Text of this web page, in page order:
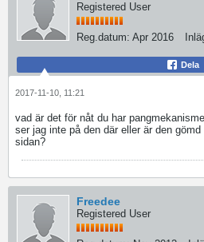
Registered User
Reg.datum: Apr 2016
Dela
2017-11-10, 11:21
vad är det för nåt du har
ser jag inte på den där eller är den
sidan?
Freedee
Registered User